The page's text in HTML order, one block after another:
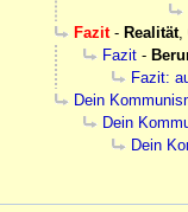
Fazit- Realität,
Fazit -
Fazit:
Dein
Dein
Dein